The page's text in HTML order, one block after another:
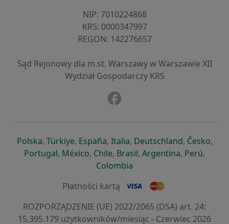
NIP: ⁠7010224868
KRS: ⁠0000347997
REGON: ⁠142276657
Sąd Rejonowy dla m.st. Warszawy w Warszawie XII
Wydział Gospodarczy KRS
Polskaotwiera się w nowej karcie
, Türkiyeotwiera się w nowej karcie
, Españaotwiera się w nowej karcie
, Italiaotwiera się w nowej
, Deutschlandotwiera się
, Česko,
Portugalotwiera się w nowej karcie
, Méxicootwiera się w nowej karcie
, Chileotwiera się w nowej karcie
, Brasilotwiera się w nowej
, Argentinaotwiera się
, Perú,
Colombia
Płatności kartą
ROZPORZĄDZENIE (UE) 2022/2065 (DSA) art. 24:
15.395.179 użytkowników/miesiąc - Czerwiec 2026